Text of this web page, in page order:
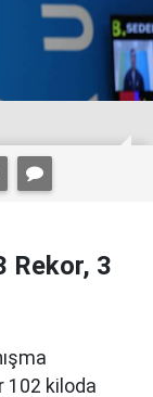
Rekor, 3
102 kiloda